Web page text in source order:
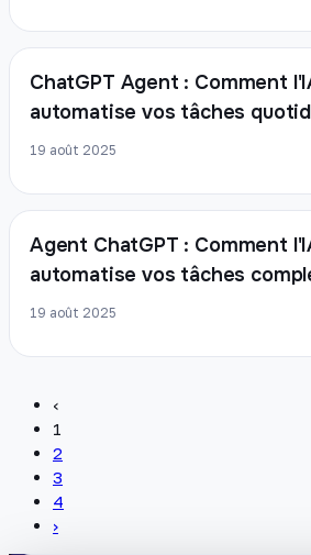
ChatGPT Agent : Comment
automatise vos tâches
19 août 2025
Agent ChatGPT : Comment
automatise vos tâches
19 août 2025
‹
1
2
3
4
›